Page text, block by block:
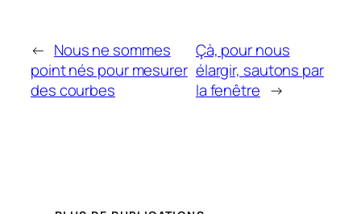
← Nous ne sommes
point nés pour mesurer
des courbes
Çà, pour nous
élargir, sautons par
la fenêtre →